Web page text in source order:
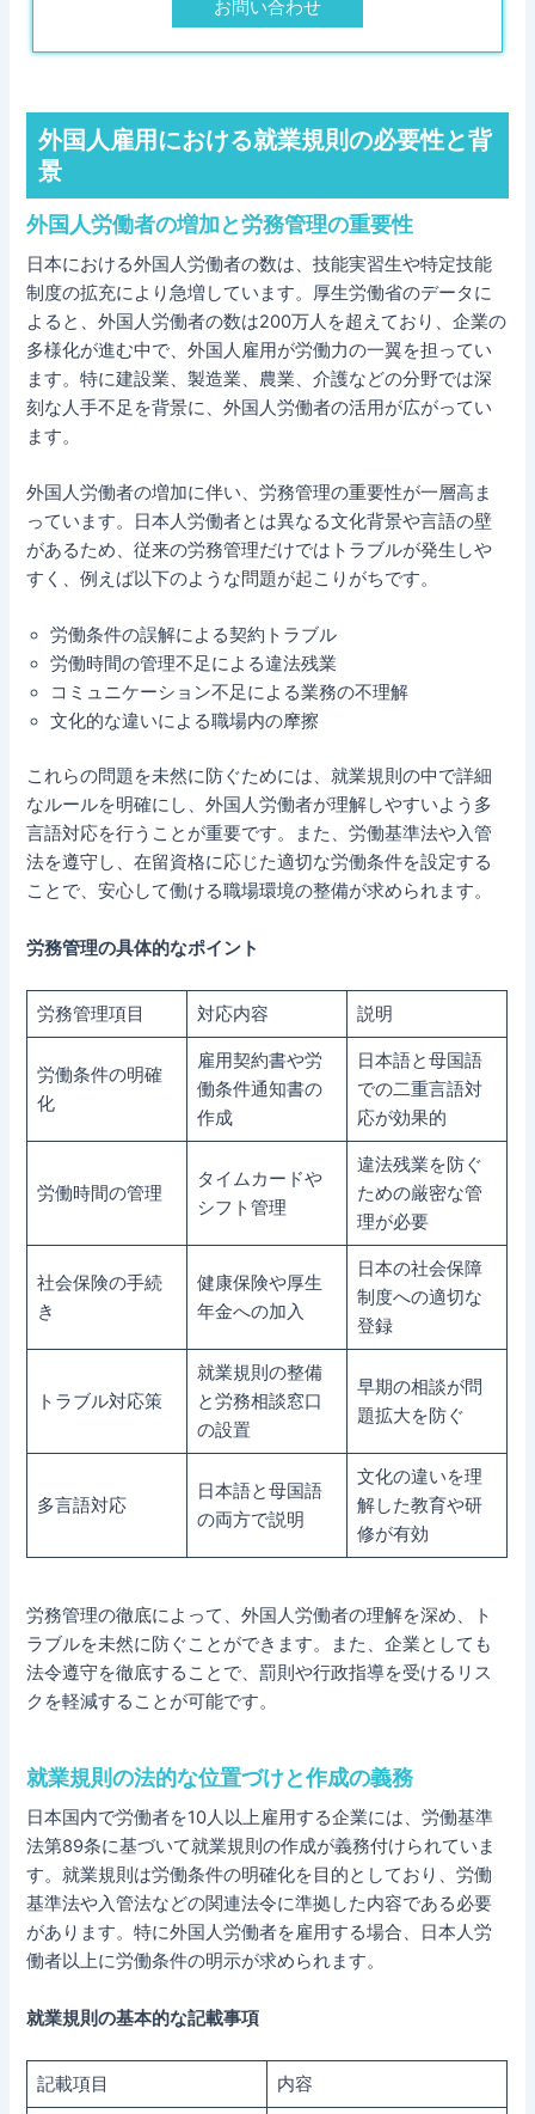
お問い合わせ
外国人雇用における就業規則の必要性と背
景
外国人労働者の増加と労務管理の重要性
日本における外国人労働者の数は、技能実習生や特定技能
制度の拡充により急増しています。厚生労働省のデータに
よると、外国人労働者の数は200万人を超えており、企業の
多様化が進む中で、外国人雇用が労働力の一翼を担ってい
ます。特に建設業、製造業、農業、介護などの分野では深
刻な人手不足を背景に、外国人労働者の活用が広がってい
ます。
外国人労働者の増加に伴い、労務管理の重要性が一層高ま
っています。日本人労働者とは異なる文化背景や言語の壁
があるため、従来の労務管理だけではトラブルが発生しや
すく、例えば以下のような問題が起こりがちです。
労働条件の誤解による契約トラブル
労働時間の管理不足による違法残業
コミュニケーション不足による業務の不理解
文化的な違いによる職場内の摩擦
これらの問題を未然に防ぐためには、就業規則の中で詳細
なルールを明確にし、外国人労働者が理解しやすいよう多
言語対応を行うことが重要です。また、労働基準法や入管
法を遵守し、在留資格に応じた適切な労働条件を設定する
ことで、安心して働ける職場環境の整備が求められます。
労務管理の具体的なポイント
労務管理項目 対応内容 説明
労働条件の明確
化
雇用契約書や労
働条件通知書の
作成
日本語と母国語
での二重言語対
応が効果的
労働時間の管理
タイムカードや
シフト管理
違法残業を防ぐ
ための厳密な管
理が必要
社会保険の手続
き
健康保険や厚生
年金への加入
日本の社会保障
制度への適切な
登録
トラブル対応策
就業規則の整備
と労務相談窓口
の設置
早期の相談が問
題拡大を防ぐ
多言語対応
日本語と母国語
の両方で説明
文化の違いを理
解した教育や研
修が有効
労務管理の徹底によって、外国人労働者の理解を深め、ト
ラブルを未然に防ぐことができます。また、企業としても
法令遵守を徹底することで、罰則や行政指導を受けるリス
クを軽減することが可能です。
就業規則の法的な位置づけと作成の義務
日本国内で労働者を10人以上雇用する企業には、労働基準
法第89条に基づいて就業規則の作成が義務付けられていま
す。就業規則は労働条件の明確化を目的としており、労働
基準法や入管法などの関連法令に準拠した内容である必要
があります。特に外国人労働者を雇用する場合、日本人労
働者以上に労働条件の明示が求められます。
就業規則の基本的な記載事項
記載項目 内容